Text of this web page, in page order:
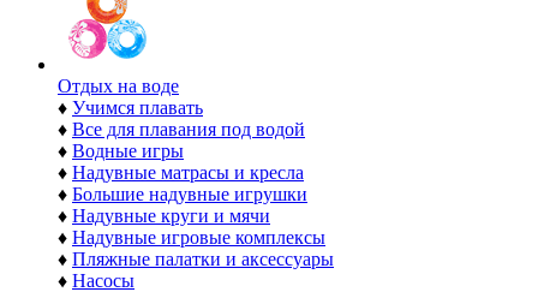
Отдых на воде
♦ Учимся плавать
♦ Все для плавания под водой
♦ Водные игры
♦ Надувные матрасы и кресла
♦ Большие надувные игрушки
♦ Надувные круги и мячи
♦ Надувные игровые комплексы
♦ Пляжные палатки и аксессуары
♦ Насосы